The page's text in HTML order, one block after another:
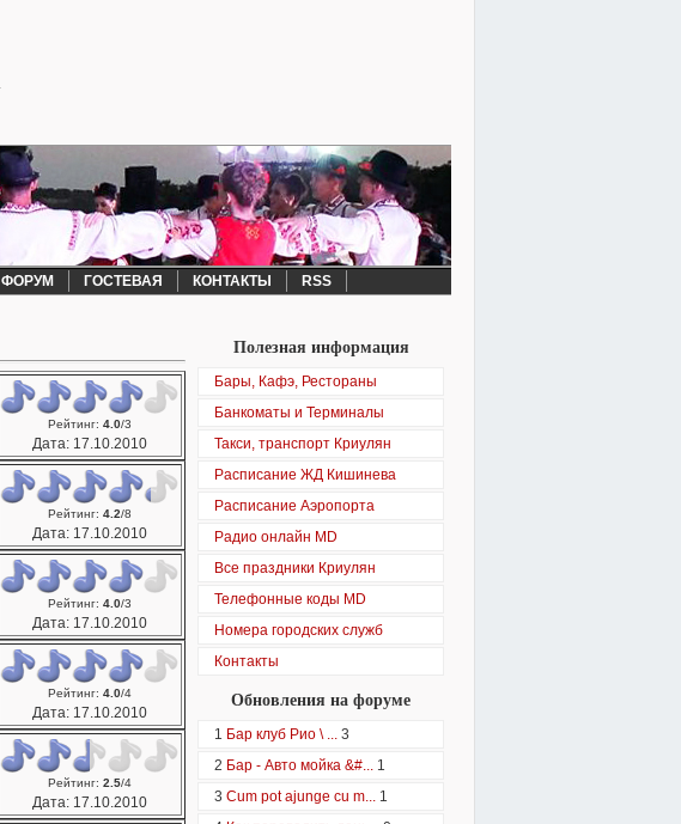
ФОРУМ ГОСТЕВАЯ КОНТАКТЫ RSS
Рейтинг: 4.0/3
Дата: 17.10.2010
Рейтинг: 4.2/8
Дата: 17.10.2010
Рейтинг: 4.0/3
Дата: 17.10.2010
Рейтинг: 4.0/4
Дата: 17.10.2010
Рейтинг: 2.5/4
Дата: 17.10.2010
Полезная информация
Бары, Кафэ, Рестораны
Банкоматы и Терминалы
Такси, транспорт Криулян
Расписание ЖД Кишинева
Расписание Аэропорта
Радио онлайн MD
Все праздники Криулян
Телефонные коды MD
Номера городских служб
Контакты
Обновления на форуме
1 Бар клуб Рио \ ... 3
2 Бар - Авто мойка &#... 1
3 Cum pot ajunge cu m... 1